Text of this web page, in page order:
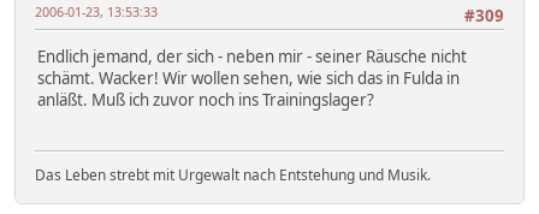
#309
2006-01-23, 13:53:33
Endlich jemand, der sich - neben mir - seiner Räusche nicht
schämt. Wacker! Wir wollen sehen, wie sich das in Fulda in
anläßt. Muß ich zuvor noch ins Trainingslager?
Das Leben strebt mit Urgewalt nach Entstehung und Musik.